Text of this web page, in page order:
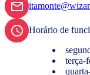
Horário de
terça-